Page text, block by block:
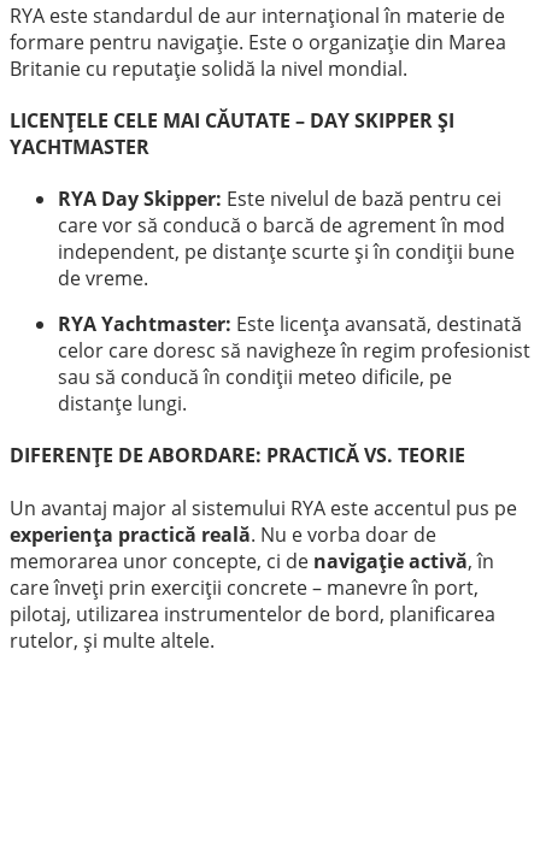
RYA este standardul de aur internațional în materie de
formare pentru navigație. Este o organizație din Marea
Britanie cu reputație solidă la nivel mondial.
LICENȚELE CELE MAI CĂUTATE – DAY SKIPPER ȘI
YACHTMASTER
RYA Day Skipper: Este nivelul de bază pentru cei
care vor să conducă o barcă de agrement în mod
independent, pe distanțe scurte și în condiții bune
de vreme.
RYA Yachtmaster: Este licența avansată, destinată
celor care doresc să navigheze în regim profesionist
sau să conducă în condiții meteo dificile, pe
distanțe lungi.
DIFERENȚE DE ABORDARE: PRACTICĂ VS. TEORIE
Un avantaj major al sistemului RYA este accentul pus pe
experiența practică reală. Nu e vorba doar de
memorarea unor concepte, ci de navigație activă, în
care înveți prin exerciții concrete – manevre în port,
pilotaj, utilizarea instrumentelor de bord, planificarea
rutelor, și multe altele.